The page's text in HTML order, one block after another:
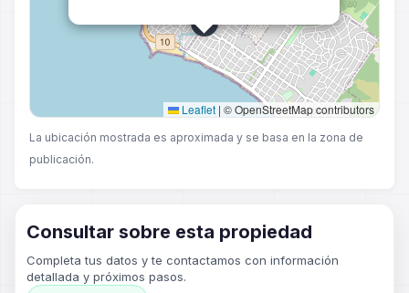
Leaflet | © OpenStreetMap contributors
La ubicación mostrada es aproximada y se basa en la zona de
publicación.
Consultar sobre esta propiedad
Completa tus datos y te contactamos con información
detallada y próximos pasos.